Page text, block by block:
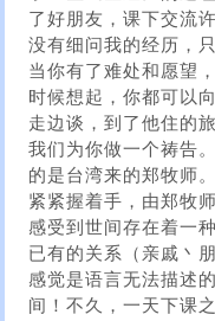
了好朋友，课下交流
没有细问我的经历，
当你有了难处和愿望
时候想起，你都可以
走边谈，到了他住的
我们为你做一个祷告
的是台湾来的郑牧师
紧紧握着手，由郑牧
感受到世间存在着一
已有的关系（亲戚丶
感觉是语言无法描述
间！不久，一天下课